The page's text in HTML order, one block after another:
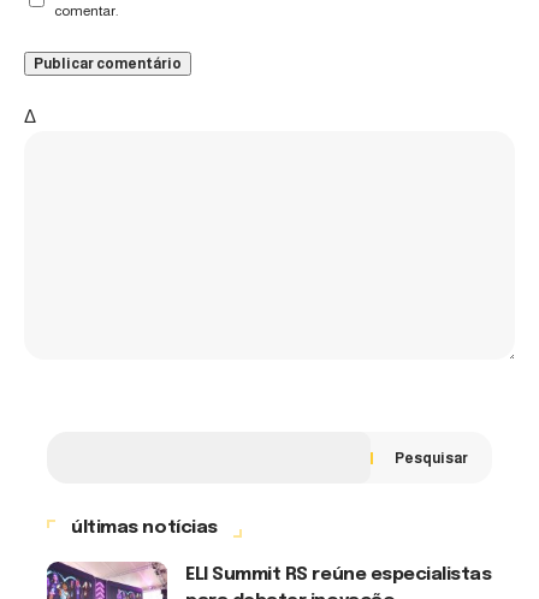
comentar.
Δ
Pesquisar
últimas notícias
ELI Summit RS reúne especialistas